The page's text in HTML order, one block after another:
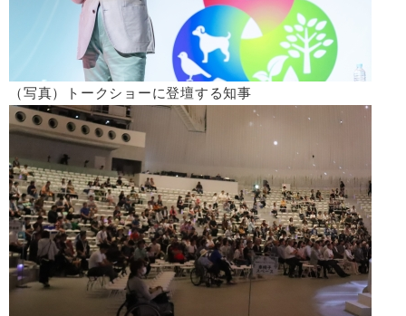
（写真）トークショーに登壇する知事